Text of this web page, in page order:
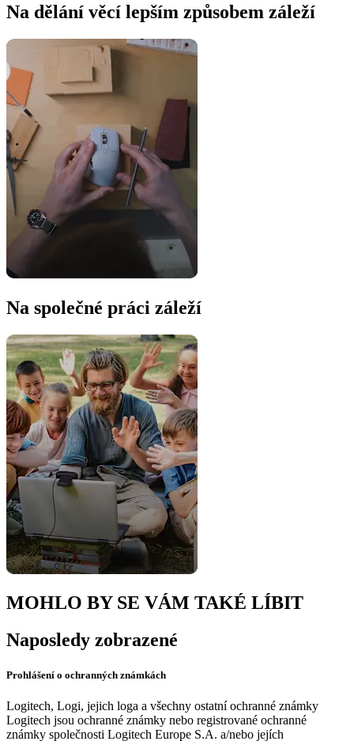
Na dělání věcí lepším způsobem záleží
Na společné práci záleží
MOHLO BY SE VÁM TAKÉ LÍBIT
Naposledy zobrazené
Prohlášení o ochranných známkách
Logitech, Logi, jejich loga a všechny ostatní ochranné známky
Logitech jsou ochranné známky nebo registrované ochranné
známky společnosti Logitech Europe S.A. a/nebo jejích